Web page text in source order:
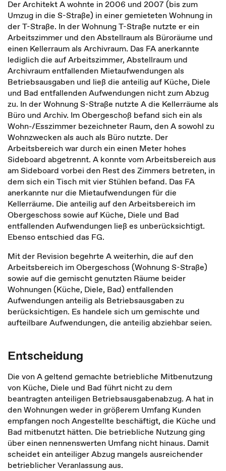
Der Architekt A wohnte in 2006 und 2007 (bis zum
Umzug in die S-Straße) in einer gemieteten Wohnung in
der T-Straße. In der Wohnung T-Straße nutzte er ein
Arbeitszimmer und den Abstellraum als Büroräume und
einen Kellerraum als Archivraum. Das FA anerkannte
lediglich die auf Arbeitszimmer, Abstellraum und
Archivraum entfallenden Mietaufwendungen als
Betriebsausgaben und ließ die anteilig auf Küche, Diele
und Bad entfallenden Aufwendungen nicht zum Abzug
zu. In der Wohnung S-Straße nutzte A die Kellerräume als
Büro und Archiv. Im Obergeschoß befand sich ein als
Wohn-/Esszimmer bezeichneter Raum, den A sowohl zu
Wohnzwecken als auch als Büro nutzte. Der
Arbeitsbereich war durch ein einen Meter hohes
Sideboard abgetrennt. A konnte vom Arbeitsbereich aus
am Sideboard vorbei den Rest des Zimmers betreten, in
dem sich ein Tisch mit vier Stühlen befand. Das FA
anerkannte nur die Mietaufwendungen für die
Kellerräume. Die anteilig auf den Arbeitsbereich im
Obergeschoss sowie auf Küche, Diele und Bad
entfallenden Aufwendungen ließ es unberücksichtigt.
Ebenso entschied das FG.
Mit der Revision begehrte A weiterhin, die auf den
Arbeitsbereich im Obergeschoss (Wohnung S-Straße)
sowie auf die gemischt genutzten Räume beider
Wohnungen (Küche, Diele, Bad) entfallenden
Aufwendungen anteilig als Betriebsausgaben zu
berücksichtigen. Es handele sich um gemischte und
aufteilbare Aufwendungen, die anteilig abziehbar seien.
Entscheidung
Die von A geltend gemachte betriebliche Mitbenutzung
von Küche, Diele und Bad führt nicht zu dem
beantragten anteiligen Betriebsausgabenabzug. A hat in
den Wohnungen weder in größerem Umfang Kunden
empfangen noch Angestellte beschäftigt, die Küche und
Bad mitbenutzt hätten. Die betriebliche Nutzung ging
über einen nennenswerten Umfang nicht hinaus. Damit
scheidet ein anteiliger Abzug mangels ausreichender
betrieblicher Veranlassung aus.